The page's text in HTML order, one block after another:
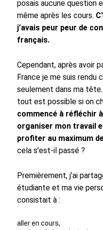
posais aucune question
même après les cours.
j’avais peur peur de
français.
Cependant, après avoir
France je me suis
seulement dans ma
tout est possible si on
commencé à réfléchir
organiser mon travail
profiter au maximum
cela s’est-il passé ?
Premièrement, j’ai
étudiante et ma vie
consistait à :
aller en cours,